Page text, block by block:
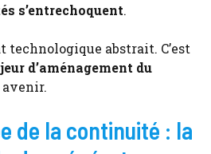
s’entrechoquent.
technologique abstrait. C’est
d’aménagement du
de la continuité : la